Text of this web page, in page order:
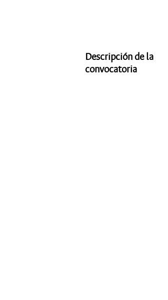
Descripción de la
convocatoria